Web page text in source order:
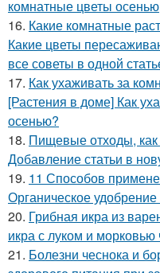
комнатные цветы осенью
16. Какие комнатные
Какие цветы
все советы в одной
17. Как ухаживать за
[Растения в доме] Как
осенью?
18. Пищевые отходы, как
Добавление статьи в
19. 11 Способов
Органическое
20. Грибная икра из
икра с луком и
21. Болезни чеснока и